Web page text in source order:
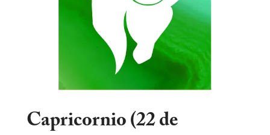
Capricornio (22 de